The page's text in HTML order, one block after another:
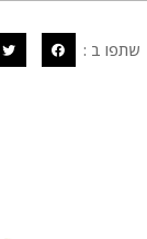
שתפו ב :